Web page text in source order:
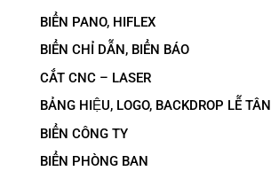
BIỂN PANO, HIFLEX
BIỂN CHỈ DẪN, BIỂN BÁO
CẮT CNC – LASER
BẢNG HIỆU, LOGO, BACKDROP LỄ TÂN
BIỂN CÔNG TY
BIỂN PHÒNG BAN